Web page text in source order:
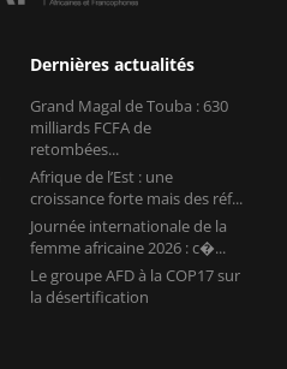
Dernières actualités
Grand Magal de Touba : 630
milliards FCFA de
retombées...
Afrique de l’Est : une
croissance forte mais des réf...
Journée internationale de la
femme africaine 2026 : c�...
Le groupe AFD à la COP17 sur
la désertification